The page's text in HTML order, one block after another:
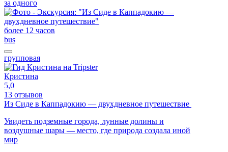
за одного
более 12 часов
bus
групповая
Кристина
5,0
13 отзывов
Из Сиде в Каппадокию — двухдневное путешествие
Увидеть подземные города, лунные долины и
воздушные шары — место, где природа создала иной
мир